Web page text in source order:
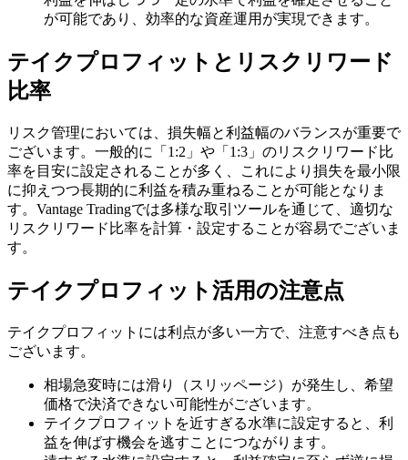
が可能であり、効率的な資産運用が実現できます。
テイクプロフィットとリスクリワード
比率
リスク管理においては、損失幅と利益幅のバランスが重要で
ございます。一般的に「1:2」や「1:3」のリスクリワード比
率を目安に設定されることが多く、これにより損失を最小限
に抑えつつ長期的に利益を積み重ねることが可能となりま
す。Vantage Tradingでは多様な取引ツールを通じて、適切な
リスクリワード比率を計算・設定することが容易でございま
す。
テイクプロフィット活用の注意点
テイクプロフィットには利点が多い一方で、注意すべき点も
ございます。
相場急変時には滑り（スリッページ）が発生し、希望
価格で決済できない可能性がございます。
テイクプロフィットを近すぎる水準に設定すると、利
益を伸ばす機会を逃すことにつながります。